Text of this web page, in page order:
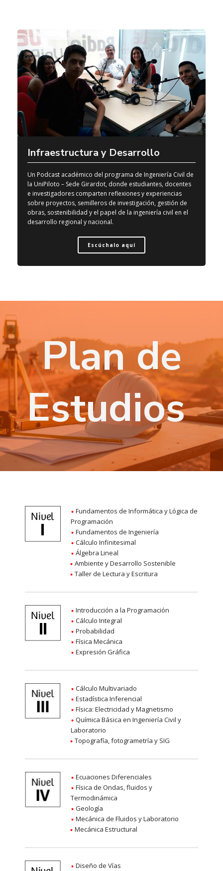
Infraestructura y Desarrollo
Un Podcast académico del programa de Ingeniería Civil de
la UniPiloto – Sede Girardot, donde estudiantes, docentes
e investigadores comparten reflexiones y experiencias
sobre proyectos, semilleros de investigación, gestión de
obras, sostenibilidad y el papel de la ingeniería civil en el
desarrollo regional y nacional.
Escúchalo aquí
Plan de
Estudios
Fundamentos de Informática y Lógica de
Programación
Fundamentos de Ingeniería
Cálculo Infinitesimal
Álgebra Lineal
Ambiente y Desarrollo Sostenible
Taller de Lectura y Escritura
Introducción a la Programación
Cálculo Integral
Probabilidad
Física Mecánica
Expresión Gráfica
Cálculo Multivariado
Estadística Inferencial
Física: Electricidad y Magnetismo
Química Básica en Ingeniería Civil y
Laboratorio
Topografía, fotogrametría y SIG
Ecuaciones Diferenciales
Física de Ondas, fluidos y
Termodinámica
Geología
Mecánica de Fluidos y Laboratorio
Mecánica Estructural
Diseño de Vías